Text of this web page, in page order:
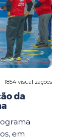
1854 visualizações
da
em